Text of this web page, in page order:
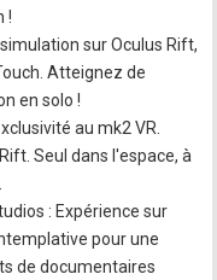
!
sur Oculus Rift,
Atteignez de
en solo !
au mk2 VR.
Seul dans l'espace, à
: Expérience sur
pour une
de documentaires